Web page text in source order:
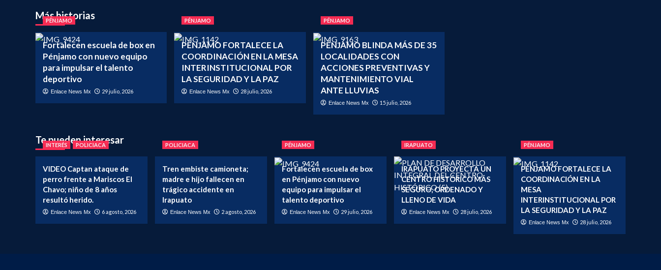
Más historias
PÉNJAMO
Fortalecen escuela de box en
Pénjamo con nuevo equipo
para impulsar el talento
deportivo
Enlace News Mx 29 julio, 2026
PÉNJAMO
PÉNJAMO FORTALECE LA
COORDINACIÓN EN LA MESA
INTERINSTITUCIONAL POR
LA SEGURIDAD Y LA PAZ
Enlace News Mx 28 julio, 2026
PÉNJAMO
PÉNJAMO BLINDA MÁS DE 35
LOCALIDADES CON
ACCIONES PREVENTIVAS Y
MANTENIMIENTO VIAL
ANTE LLUVIAS
Enlace News Mx 15 julio, 2026
Te pueden interesar
INTERÉS POLICIACA
VIDEO Captan ataque de
perro frente a Mariscos El
Chavo; niño de 8 años
resultó herido.
Enlace News Mx 6 agosto, 2026
POLICIACA
Tren embiste camioneta;
madre e hijo fallecen en
trágico accidente en
Irapuato
Enlace News Mx 2 agosto, 2026
PÉNJAMO
Fortalecen escuela de box
en Pénjamo con nuevo
equipo para impulsar el
talento deportivo
Enlace News Mx 29 julio, 2026
IRAPUATO
IRAPUATO PROYECTA UN
CENTRO HISTÓRICO MÁS
SEGURO, ORDENADO Y
LLENO DE VIDA
Enlace News Mx 28 julio, 2026
PÉNJAMO
PÉNJAMO FORTALECE LA
COORDINACIÓN EN LA
MESA
INTERINSTITUCIONAL POR
LA SEGURIDAD Y LA PAZ
Enlace News Mx 28 julio, 2026